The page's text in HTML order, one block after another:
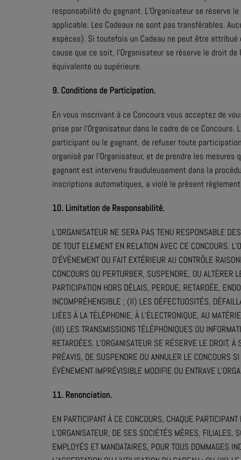
responsabilité du gagnant. L’Organisateur se réserve
applicable. Les Cadeaux ne sont pas transférables.
espèces). Si toutefois un Cadeau ne peut être
cause que ce soit, l’Organisateur se réserve le droit
équivalente ou supérieure.
9. Conditions de Participation.
En vous inscrivant à ce Concours vous acceptez de
prise par l’Organisateur dans le cadre de ce
participant ou le gagnant, de refuser toute
organisé par l’Organisateur, et de prendre les
gagnant est intervenu frauduleusement dans la
inscriptions automatiques, a violé le présent
10. Limitation de Responsabilité.
L’ORGANISATEUR NE SERA PAS TENU RESPONSABLE
DE TOUT ELEMENT EN RELATION AVEC CE CONCOURS.
D’ÉVÈNEMENT OU FAIT EXTÉRIEUR AU CONTRÔLE
CONCOURS OU PERTURBER, SUSPENDRE, OU ALTÉRER
PARTICIPATION HORS DÉLAIS, PERDUE, RETARDÉE,
INCOMPRÉHENSIBLE ; (II) LES DÉFECTUOSITÉS,
LIÉES À LA TÉLÉPHONIE, À L’ÉLECTRONIQUE, AU
(III) LES TRANSMISSIONS TÉLÉPHONIQUES OU
RETARDÉES. L’ORGANISATEUR SE RÉSERVE LE DROIT,
PRÉAVIS, DE SUSPENDRE OU ANNULER LE CONCOURS
ÉVÈNEMENT IMPRÉVISIBLE MODIFIE OU ENTRAVE
11. Renonciation.
EN PARTICIPANT À CE CONCOURS, CHAQUE
L’ORGANISATEUR, DE SES SOCIÉTÉS MÈRES, FILIALES,
EMPLOYÉS ET MANDATAIRES, POUR TOUS DOMMAGES